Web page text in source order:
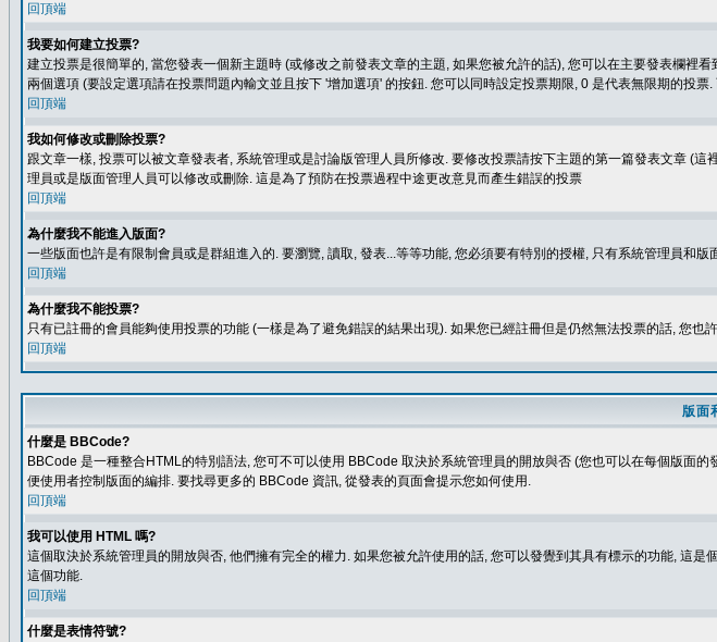
回頂端
我要如何建立投票?
建立投票是很簡單的, 當您發表一個新主題時 (或修改之前發表文章的主題, 如果您被允許的話), 您可以在主要發表欄
兩個選項 (要設定選項請在投票問題內輸文並且按下 '增加選項' 的按鈕. 您可以同時設定投票期限, 0 是代表無限期的投票
回頂端
我如何修改或刪除投票?
跟文章一樣, 投票可以被文章發表者, 系統管理或是討論版管理人員所修改. 要修改投票請按下主題的第一篇發表文章 (
理員或是版面管理人員可以修改或刪除. 這是為了預防在投票過程中途更改意見而產生錯誤的投票
回頂端
為什麼我不能進入版面?
一些版面也許是有限制會員或是群組進入的. 要瀏覽, 讀取, 發表...等等功能, 您必須要有特別的授權, 只有系統管理員和
回頂端
為什麼我不能投票?
只有已註冊的會員能夠使用投票的功能 (一樣是為了避免錯誤的結果出現). 如果您已經註冊但是仍然無法投票的話, 您也
回頂端
版面
什麼是 BBCode?
BBCode 是一種整合HTML的特別語法, 您可不可以使用 BBCode 取決於系統管理員的開放與否 (您也可以在每個版面
便使用者控制版面的編排. 要找尋更多的 BBCode 資訊, 從發表的頁面會提示您如何使用.
回頂端
我可以使用 HTML 嗎?
這個取決於系統管理員的開放與否, 他們擁有完全的權力. 如果您被允許使用的話, 您可以發覺到其具有標示的功能, 這是個
這個功能.
回頂端
什麼是表情符號?